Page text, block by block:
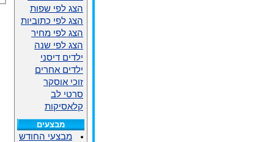
הצג לפי שפות
הצג לפי כתוביות
הצג לפי מחיר
הצג לפי שנה
ילדים דיסני
ילדים אחרים
זוכי אוסקר
סרטי לב
קלאסיקות
מבצעים
מבצעי החודש